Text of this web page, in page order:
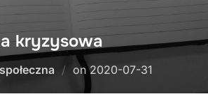
kryzysowa
onPosted
on
2020-07-31